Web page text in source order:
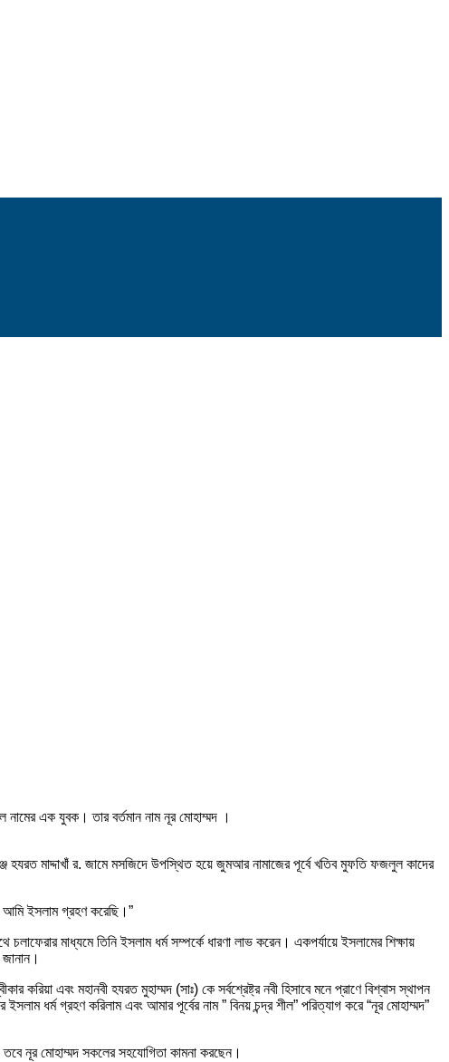
নামের এক যুবক। তার বর্তমান নাম নূর মোহাম্মদ ।
হযরত মাদ্দাখাঁ র. জামে মসজিদে উপস্থিত হয়ে জুমআর নামাজের পূর্বে খতিব মুফতি ফজলুল কাদের
আমি ইসলাম গ্রহণ করেছি।”
মাধ্যমে তিনি ইসলাম ধর্ম সম্পর্কে ধারণা লাভ করেন। একপর্যায়ে ইসলামের শিক্ষায়
এবং মহানবী হযরত মুহাম্মদ (সাঃ) কে সর্বশ্রেষ্ট্র নবী হিসাবে মনে প্রাণে বিশ্বাস স্থাপন
ইসলাম ধর্ম গ্রহণ করিলাম এবং আমার পূর্বের নাম ” বিনয় চন্দ্র শীল” পরিত্যাগ করে “নূর মোহাম্মদ”
নূর মোহাম্মদ সকলের সহযোগিতা কামনা করছেন।